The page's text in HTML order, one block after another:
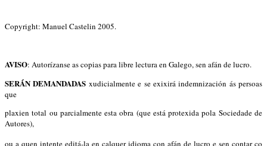
Copyright: Manuel Castelin 2005.
AVISO: Autorízanse as copias para libre lectura en Galego, sen afán de lucro.
SERÁN DEMANDADAS xudicialmente e se exixirá indemnización ás persoas
que
plaxien total ou parcialmente esta obra (que está protexida pola Sociedade de
Autores),
ou a quen intente editá-la en calquer idioma con afán de lucro e sen contar co